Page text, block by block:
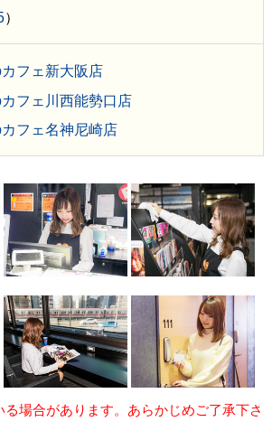
）
フェ新大阪店
フェ川西能勢口店
フェ名神尼崎店
場合があります。あらかじめご了承下さ